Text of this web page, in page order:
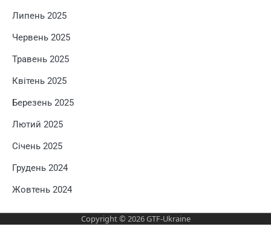
Липень 2025
Червень 2025
Травень 2025
Квітень 2025
Березень 2025
Лютий 2025
Січень 2025
Грудень 2024
Жовтень 2024
Copyright © 2026GTF-Ukraine